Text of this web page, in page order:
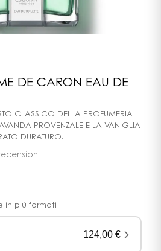
DE CARON EAU DE
CLASSICO DELLA PROFUMERIA
PROVENZALE E LA VANIGLIA
DURATURO.
in più formati
124,00€